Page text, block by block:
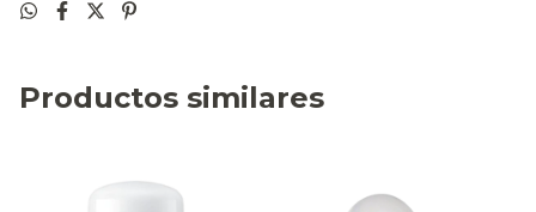
Productos similares